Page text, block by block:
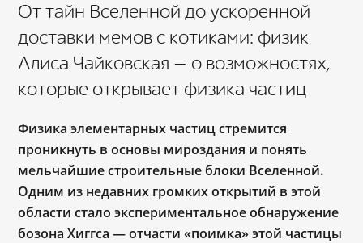
От тайн Вселенной до ускоренной
доставки мемов с котиками: физик
Алиса Чайковская — о возможностях,
которые открывает физика частиц
Физика элементарных частиц стремится
проникнуть в основы мироздания и понять
мельчайшие строительные блоки Вселенной.
Одним из недавних громких открытий в этой
области стало экспериментальное обнаружение
бозона Хиггса — отчасти «поимка» этой частицы